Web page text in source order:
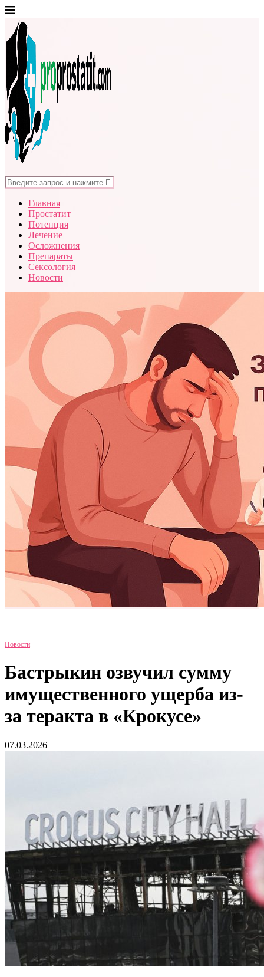
Главная
Простатит
Потенция
Лечение
Осложнения
Препараты
Сексология
Новости
Новости
Бастрыкин озвучил сумму
имущественного ущерба из-
за теракта в «Крокусе»
07.03.2026